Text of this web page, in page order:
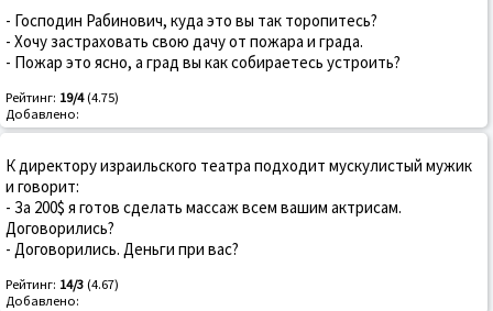
- Господин Рабинович, куда это вы так торопитесь?
- Хочу застраховать свою дачу от пожара и града.
- Пожар это ясно, а град вы как собираетесь устроить?
Рейтинг: 19/4(4.75)
Добавлено:
К директору израильского театра подходит мускулистый мужик
и говорит:
- За 200$ я готов сделать массаж всем вашим актрисам.
Договорились?
- Договорились. Деньги при вас?
Рейтинг: 14/3 (4.67)
Добавлено: